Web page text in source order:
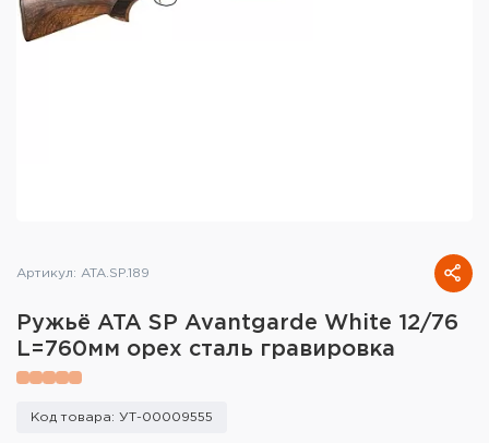
Тактическое снаряжение
Кобуры и системы ношения
снаряжения
Артикул: ATA.SP.189
Ружьё ATA SP Avantgarde White 12/76
L=760мм орех сталь гравировка
Код товара: УТ-00009555